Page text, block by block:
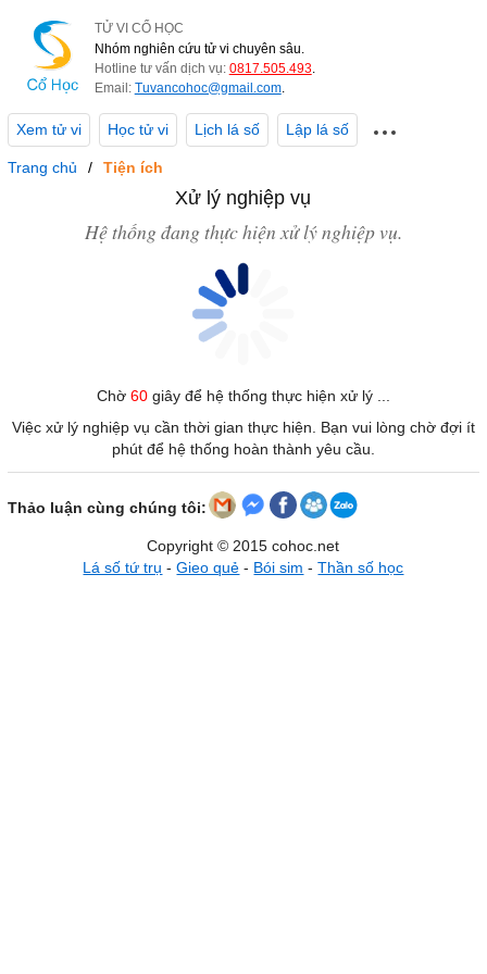
TỬ VI CỔ HỌC
Nhóm nghiên cứu tử vi chuyên sâu.
Hotline tư vấn dịch vụ: 0817.505.493.
Email: Tuvancohoc@gmail.com.
Xem tử vi Học tử vi Lịch lá số Lập lá số
Trang chủ Tiện ích
Xử lý nghiệp vụ
Hệ thống đang thực hiện xử lý nghiệp vụ.
Chờ 60giây để hệ thống thực hiện xử lý ...
Việc xử lý nghiệp vụ cần thời gian thực hiện. Bạn vui lòng chờ đợi ít
phút để hệ thống hoàn thành yêu cầu.
Thảo luận cùng chúng tôi:
Copyright © 2015 cohoc.net
Lá số tứ trụ -Gieo quẻ - Bói sim -Thần số học